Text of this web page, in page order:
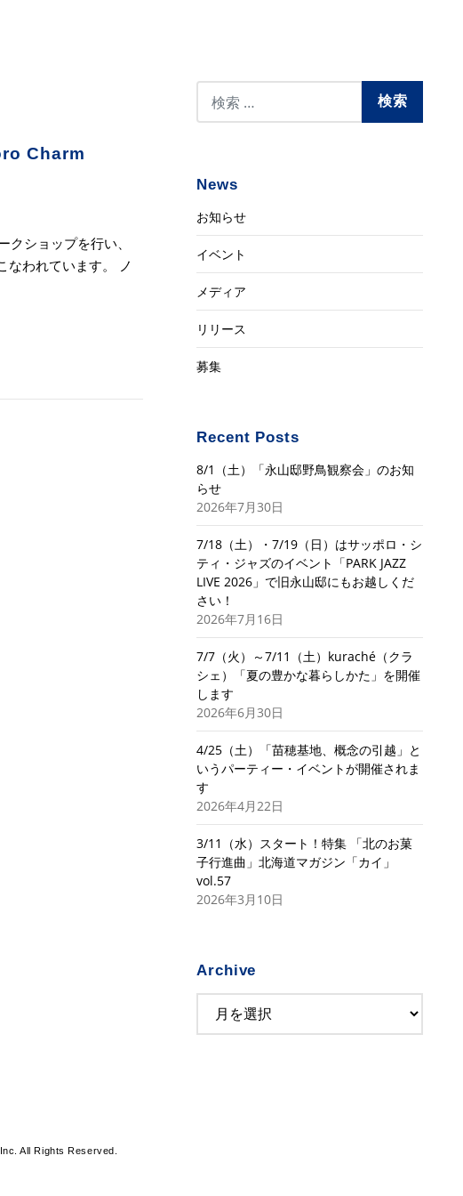
Charm
ショップを行い、
なわれています。 ノ
News
お知らせ
イベント
メディア
リリース
募集
Recent Posts
8/1（土）「永山邸野鳥観察会」のお知
らせ
2026年7月30日
7/18（土）・7/19（日）はサッポロ・シ
ティ・ジャズのイベント「PARK JAZZ
LIVE 2026」で旧永山邸にもお越しくだ
さい！
2026年7月16日
7/7（火）～7/11（土）kuraché（クラ
シェ）「夏の豊かな暮らしかた」を開催
します
2026年6月30日
4/25（土）「苗穂基地、概念の引越」と
いうパーティー・イベントが開催されま
す
2026年4月22日
3/11（水）スタート！特集 「北のお菓
子行進曲」北海道マガジン「カイ」
vol.57
2026年3月10日
Archive
All Rights Reserved.